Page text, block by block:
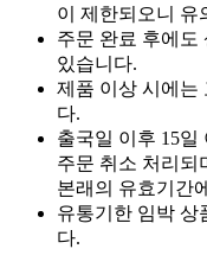
이 제한되오니 유
주문 완료 후에도
있습니다.
제품 이상 시에는
다.
출국일 이후 15일
주문 취소 처리되
본래의 유효기간
유통기한 임박 상
다.